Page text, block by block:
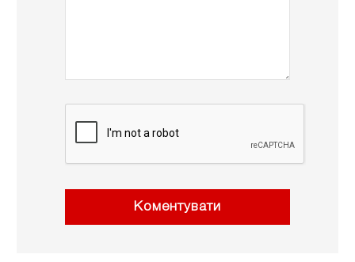
Коментувати